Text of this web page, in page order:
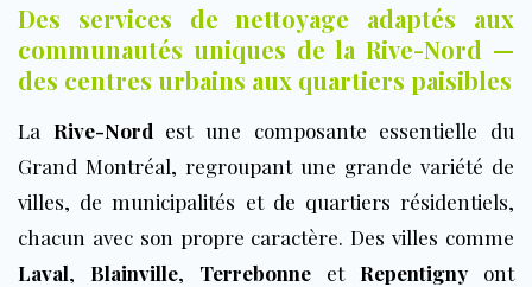
Des services de nettoyage adaptés aux
communautés uniques de la Rive-Nord —
des centres urbains aux quartiers paisibles
La Rive-Nord est une composante essentielle du
Grand Montréal, regroupant une grande variété de
villes, de municipalités et de quartiers résidentiels,
chacun avec son propre caractère. Des villes comme
Laval, Blainville, Terrebonne et Repentigny ont